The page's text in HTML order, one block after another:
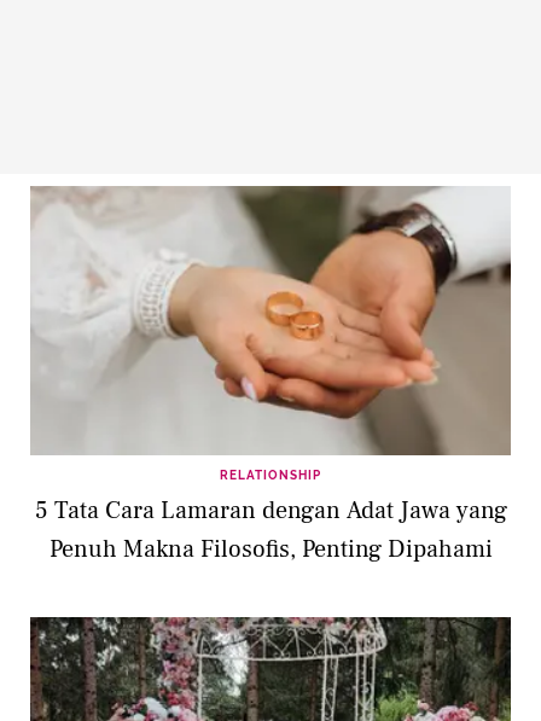
RELATIONSHIP
5 Tata Cara Lamaran dengan Adat Jawa yang
Penuh Makna Filosofis, Penting Dipahami